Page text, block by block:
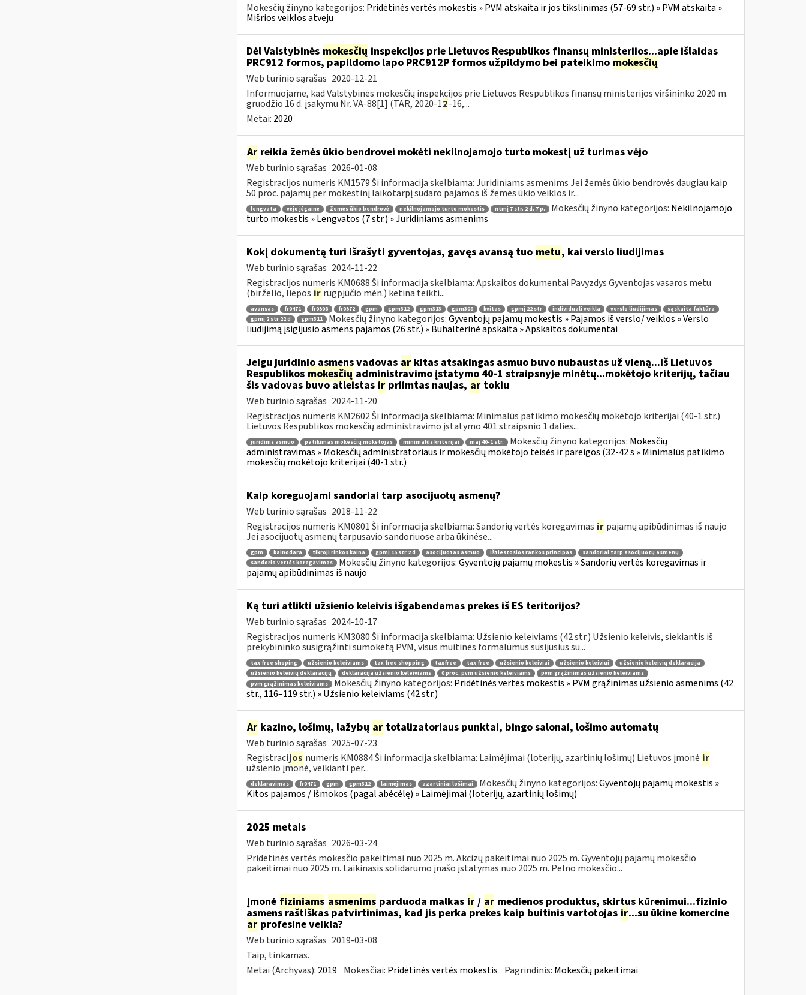
Mokesčių žinyno kategorijos: Pridėtinės vertės mokestis » PVM atskaita ir jos tikslinimas (57-69 str.) » PVM atskaita »
Mišrios veiklos atveju
Dėl Valstybinės mokesčių inspekcijos prie Lietuvos Respublikos finansų ministerijos...apie išlaidas
PRC912 formos, papildomo lapo PRC912P formos užpildymo bei pateikimo mokesčių
Web turinio sąrašas 2020-12-21
Informuojame, kad Valstybinės mokesčių inspekcijos prie Lietuvos Respublikos finansų ministerijos viršininko 2020 m.
gruodžio 16 d. įsakymu Nr. VA-88[1] (TAR, 2020-12-16,...
Metai: 2020
Arreikia žemės ūkio bendrovei mokėti nekilnojamojo turto mokestį už turimas vėjo
Web turinio sąrašas 2026-01-08
Registracijos numeris KM1579 Ši informacija skelbiama: Juridiniams asmenims Jei žemės ūkio bendrovės daugiau kaip
50 proc. pajamų per mokestinį laikotarpį sudaro pajamos iš žemės ūkio veiklos ir...
lengvata vėjo jėgainė žemės ūkio bendrovė nekilnojamojo turto mokestis ntmį 7 str. 2 d. 7 p. Mokesčių žinyno kategorijos: Nekilnojamojo
turto mokestis » Lengvatos (7 str.) » Juridiniams asmenims
Kokį dokumentą turi išrašyti gyventojas, gavęs avansą tuo metu, kai verslo liudijimas
Web turinio sąrašas 2024-11-22
Registracijos numeris KM0688 Ši informacija skelbiama: Apskaitos dokumentai Pavyzdys Gyventojas vasaros metu
(birželio, liepos ir rugpjūčio mėn.) ketina teikti...
avansas fr0471 fr0508 fr0572 gpm gpm312 gpm313 gpm308 kvitas gpmį 22 str individuali veikla verslo liudijimas
sąskaita faktūra
gpmį 2 str 22 d
gpm311 Mokesčių žinyno kategorijos:Gyventojų pajamų mokestis » Pajamos iš verslo/ veiklos » Verslo
liudijimą įsigijusio asmens pajamos (26 str.) » Buhalterinė apskaita » Apskaitos dokumentai
Jeigu juridinio asmens vadovas arkitas atsakingas asmuo buvo nubaustas už vieną...iš Lietuvos
Respublikos mokesčių administravimo įstatymo 40-1 straipsnyje minėtų...mokėtojo kriterijų, tačiau
šis vadovas buvo atleistas irpriimtas naujas, artokiu
Web turinio sąrašas 2024-11-20
Registracijos numeris KM2602 Ši informacija skelbiama: Minimalūs patikimo mokesčių mokėtojo kriterijai (40-1 str.)
Lietuvos Respublikos mokesčių administravimo įstatymo 401 straipsnio 1 dalies...
juridinis asmuo patikimas mokesčių mokėtojas minimalūs kriterijai maį 40-1 str. Mokesčių žinyno kategorijos: Mokesčių
administravimas » Mokesčių administratoriaus ir mokesčių mokėtojo teisės ir pareigos (32-42 s » Minimalūs patikimo
mokesčių mokėtojo kriterijai (40-1 str.)
Kaip koreguojami sandoriai tarp asocijuotų asmenų?
Web turinio sąrašas 2018-11-22
Registracijos numeris KM0801 Ši informacija skelbiama: Sandorių vertės koregavimas ir pajamų apibūdinimas iš naujo
Jei asocijuotų asmenų tarpusavio sandoriuose arba ūkinėse...
gpm kainodara tikroji rinkos kaina gpmį 15 str 2 d asocijuotas asmuo ištiestosios rankos principas
sandoriai tarp asocijuotų asmenų
sandorio vertės koregavimas
Mokesčių žinyno kategorijos:Gyventojų pajamų mokestis » Sandorių vertės koregavimas ir
pajamų apibūdinimas iš naujo
Ką turi atlikti užsienio keleivis išgabendamas prekes iš ES teritorijos?
Web turinio sąrašas 2024-10-17
Registracijos numeris KM3080 Ši informacija skelbiama: Užsienio keleiviams (42 str.) Užsienio keleivis, siekiantis iš
prekybininko susigrąžinti sumokėtą PVM, visus muitinės formalumus susijusius su...
tax free shoping užsienio keleiviams tax free shopping taxfree tax free užsienio keleiviai užsienio keleiviui
užsienio keleivių deklaracija
užsienio keleivių deklaracijų
deklaracija užsienio keleiviams 0 proc. pvm užsienio keleiviams
pvm grąžinimas užsienio keleiviams
pvm grąžinimas keleiviams
Mokesčių žinyno kategorijos: Pridėtinės vertės mokestis » PVM grąžinimas užsienio asmenims (42
str., 116–119 str.) » Užsienio keleiviams (42 str.)
Arkazino, lošimų, lažybų artotalizatoriaus punktai, bingo salonai, lošimo automatų
Web turinio sąrašas 2025-07-23
Registracijos numeris KM0884 Ši informacija skelbiama: Laimėjimai (loterijų, azartinių lošimų) Lietuvos įmonė ir
užsienio įmonė, veikianti per...
deklaravimas fr0471 gpm gpm312 laimėjimas azartiniai lošimai Mokesčių žinyno kategorijos:Gyventojų pajamų mokestis »
Kitos pajamos / išmokos (pagal abėcėlę) » Laimėjimai (loterijų, azartinių lošimų)
2025 metais
Web turinio sąrašas 2026-03-24
Pridėtinės vertės mokesčio pakeitimai nuo 2025 m. Akcizų pakeitimai nuo 2025 m. Gyventojų pajamų mokesčio
pakeitimai nuo 2025 m. Laikinasis solidarumo įnašo įstatymas nuo 2025 m. Pelno mokesčio...
Įmonė fiziniams asmenims parduoda malkas ir/ armedienos produktus, skirtus kūrenimui...fizinio
asmens raštiškas patvirtinimas, kad jis perka prekes kaip buitinis vartotojas ir...su ūkine komercine
arprofesine veikla?
Web turinio sąrašas 2019-03-08
Taip, tinkamas.
Metai (Archyvas): 2019 Mokesčiai: Pridėtinės vertės mokestis Pagrindinis: Mokesčių pakeitimai